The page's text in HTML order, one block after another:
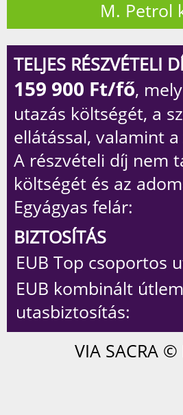
M. Petrol
TELJES RÉSZVÉTELI
159 900 Ft/fő,
utazás költségét, a
ellátással, valamint
A részvételi díj nem
költségét és az
Egyágyas felár:
BIZTOSÍTÁS
EUB Top csoportos
EUB kombinált
utasbiztosítás:
VIA SACRA